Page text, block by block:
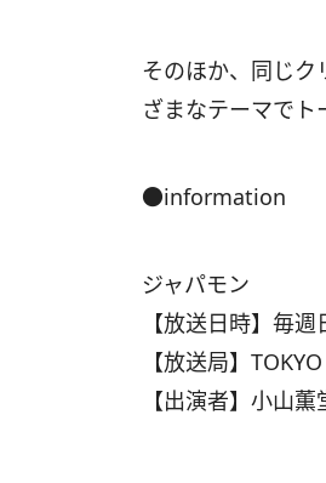
そのほか、同じク
ざまなテーマでト
●information
ジャパモン
【放送日時】毎
【放送局】
【出演者】小山